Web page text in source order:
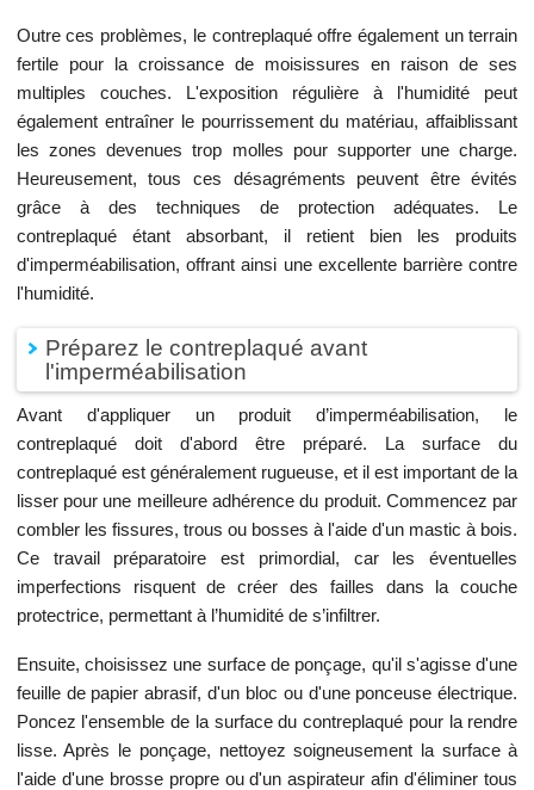
Outre ces problèmes, le contreplaqué offre également un terrain
fertile pour la croissance de moisissures en raison de ses
multiples couches. L'exposition régulière à l'humidité peut
également entraîner le pourrissement du matériau, affaiblissant
les zones devenues trop molles pour supporter une charge.
Heureusement, tous ces désagréments peuvent être évités
grâce à des techniques de protection adéquates. Le
contreplaqué étant absorbant, il retient bien les produits
d'imperméabilisation, offrant ainsi une excellente barrière contre
l'humidité.
Préparez le contreplaqué avant
l'imperméabilisation
Avant d'appliquer un produit d’imperméabilisation, le
contreplaqué doit d'abord être préparé. La surface du
contreplaqué est généralement rugueuse, et il est important de la
lisser pour une meilleure adhérence du produit. Commencez par
combler les fissures, trous ou bosses à l'aide d'un mastic à bois.
Ce travail préparatoire est primordial, car les éventuelles
imperfections risquent de créer des failles dans la couche
protectrice, permettant à l’humidité de s’infiltrer.
Ensuite, choisissez une surface de ponçage, qu'il s'agisse d'une
feuille de papier abrasif, d'un bloc ou d'une ponceuse électrique.
Poncez l'ensemble de la surface du contreplaqué pour la rendre
lisse. Après le ponçage, nettoyez soigneusement la surface à
l'aide d'une brosse propre ou d'un aspirateur afin d'éliminer tous